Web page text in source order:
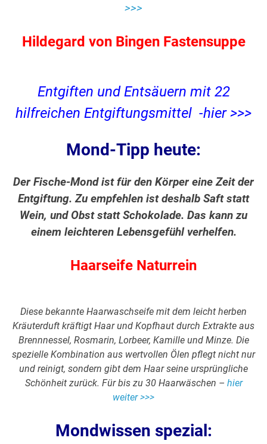
>>>
Hildegard von Bingen Fastensuppe
Entgiften und Entsäuern mit 22
hilfreichen Entgiftungsmittel -hier >>>
Mond-Tipp heute:
Der Fische-Mond ist für den Körper eine Zeit der
Entgiftung. Zu empfehlen ist deshalb Saft statt
Wein, und Obst statt Schokolade. Das kann zu
einem leichteren Lebensgefühl verhelfen.
Haarseife Naturrein
Diese bekannte Haarwaschseife mit dem leicht herben
Kräuterduft kräftigt Haar und Kopfhaut durch Extrakte aus
Brennnessel, Rosmarin, Lorbeer, Kamille und Minze. Die
spezielle Kombination aus wertvollen Ölen pflegt nicht nur
und reinigt, sondern gibt dem Haar seine ursprüngliche
Schönheit zurück. Für bis zu 30 Haarwäschen – hier
weiter >>>
Mondwissen spezial: